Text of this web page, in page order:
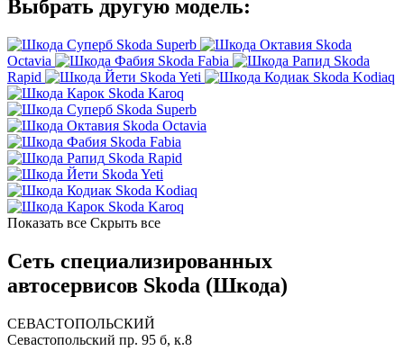
Выбрать другую модель:
Skoda Superb
Skoda
Octavia
Skoda Fabia
Skoda
Rapid
Skoda Yeti
Skoda Kodiaq
Skoda Karoq
Skoda Superb
Skoda Octavia
Skoda Fabia
Skoda Rapid
Skoda Yeti
Skoda Kodiaq
Skoda Karoq
Показать все Скрыть все
Сеть специализированных
автосервисов Skoda (Шкода)
СЕВАСТОПОЛЬСКИЙ
Севастопольский пр. 95 б, к.8